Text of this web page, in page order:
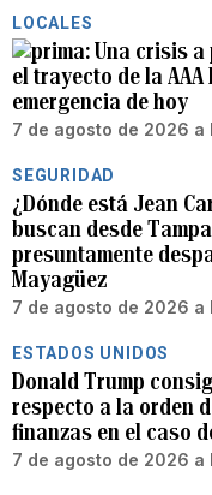
LOCALES
Una crisis a
el trayecto de la AAA
emergencia de hoy
7 de agosto de 2026 a
SEGURIDAD
¿Dónde está Jean
buscan desde
presuntamente
Mayagüez
7 de agosto de 2026 a
ESTADOS UNIDOS
Donald Trump
respecto a la orden
finanzas en el caso
7 de agosto de 2026 a